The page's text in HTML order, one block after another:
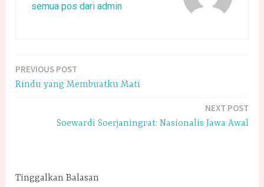
semua pos dari admin
Navigasi
PREVIOUS POST
Rindu yang Membuatku Mati
NEXT POST
Soewardi Soerjaningrat: Nasionalis Jawa Awal
Tinggalkan Balasan